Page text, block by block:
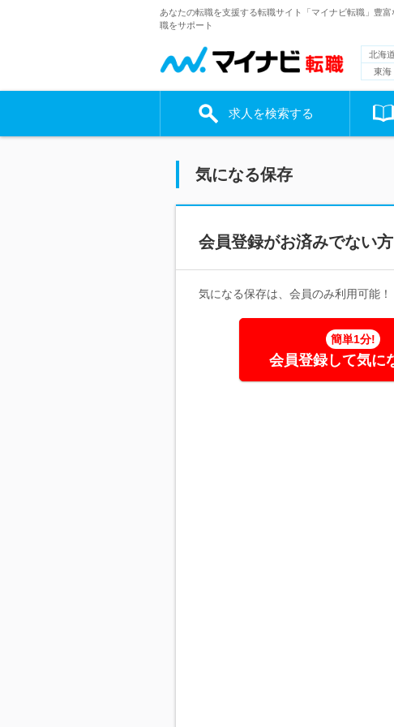
あなたの転職を支援する転職サイト「マイナビ転職」豊
職をサポート
北海道
東海
求人を検索する
気になる保存
会員登録がお済みでない方
気になる保存は、会員のみ利用可能！
簡単1分!
会員登録して気に